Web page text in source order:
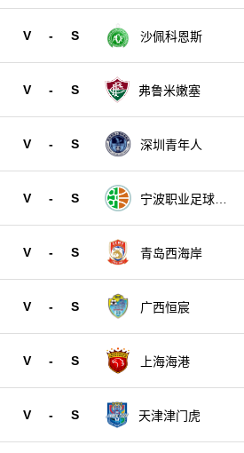
V - S 沙佩科恩斯
V - S 弗鲁米嫩塞
V - S 深圳青年人
V - S
宁波职业足球俱
V - S 青岛西海岸
V - S 广西恒宸
V - S 上海海港
V - S 天津津门虎